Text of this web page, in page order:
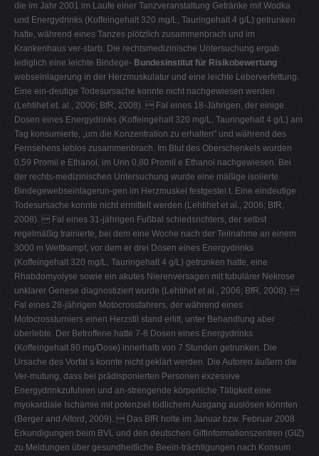
die im Jahr 2001 im Laufe einer Tanzveranstaltung Getränke mit Wodka
und Energydrinks (Koffeingehalt 320 mg/L, Tauringehalt 4 g/L) getrunken
hatte, während eines Tanzes plötzlich zusammenbrach und im
Krankenhaus ver-starb. Die rechtsmedizinische Untersuchung ergab
lediglich eine leichte Bindege- Bundesinstitut für Risikobewertung
webseinlagerung in der Herzmuskulatur und eine leichte Leberverfettung.
Eine ein-deutige Todesursache konnte nicht nachgewiesen werden
(Lehtihet et. al., 2006; BfR, 2008).  Fal eines 18-Jährigen, der einige
Dosen eines Energydrinks (Koffeingehalt 320 mg/L, Tauringehalt 4 g/L) am
Tag konsumierte, „um die Konzentration zu erhalten" und während des
Fernsehens leblos zusammenbrach. Im Blut des Oberschenkels wurden
0,59 Promil e Ethanol, im Urin 0,80 Promil e Ethanol nachgewiesen. Bei
der rechts-medizinischen Untersuchung wurde eine mäßige isolierte
Bindegewebseinlagerun-gen im Herzmuskel festgestel t. Eine eindeutige
Todesursache konnte nicht ermittelt werden (Lehtihet et al., 2006; BfR,
2008).  Fal eines 31-jährigen Fußbal schiedsrichters, der selbst
regelmäßig trainierte, bei dem eine Woche nach der Teilnahme an einem
3000 m Wettkampf, vor dem er drei Dosen eines Energydrinks
(Koffeingehalt 320 mg/L, Tauringehalt 4 g/L) getrunken hatte, eine
Rhabdomyolyse sowie ein akutes Nierenversagen mit tubulärer Nekrose
unklarer Genese diagnostiziert wurde (Lehtihet et al., 2006; BfR, 2008). 
Fal eines 28-jährigen Motocrossfahrers, der während eines
Motocrossturniers einen Herzstil stand erlitt, unter Behandlung aber
überlebte. Der Betroffene hatte 7-8 Dosen eines Energydrinks
(Koffeingehalt 80 mg/Dose) innerhalb von 7 Stunden getrunken. Die
Ursache des Vorfal s konnte nicht geklärt werden. Die Autoren äußern die
Ver-mutung, dass bei prädisponierten Personen exzessive
Energydrinkzufuhren und an-strengende körperliche Tätigkeit eine
myokardiale Ischämie mit potenziel tödlichem Ausgang auslösen könnten
(Berger and Alford, 2009).  Das BfR holte im Januar bzw. Februar 2008
Erkundigungen beim BVL und den deutschen Giftinformationszentren (GIZ)
zu Meldungen über gesundheitliche Beein-trächtigungen nach Konsum